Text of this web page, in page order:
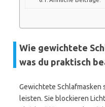
Wie gewichtete
was du praktisch
Gewichtete
leisten. Sie blockieren